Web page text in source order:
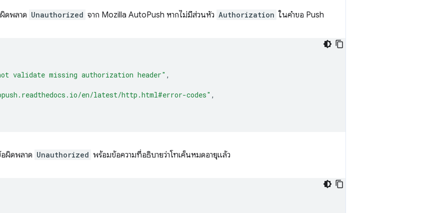
ดพลาด Unauthorized จาก Mozilla AutoPush หากไม่มีส่วนหัว Authorization ในคำขอ Push
validate missing authorization header" ,
en/latest/http.html#error-codes" ,
ผิดพลาด Unauthorized พร้อมข้อความที่อธิบายว่าโทเค็นหมดอายุแล้ว